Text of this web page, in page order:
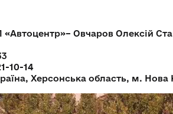
Овчаров Олексій
10-14
Херсонська область, м.